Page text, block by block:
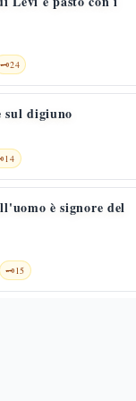
🗝️24
sul digiuno
14
è signore del
🗝️15